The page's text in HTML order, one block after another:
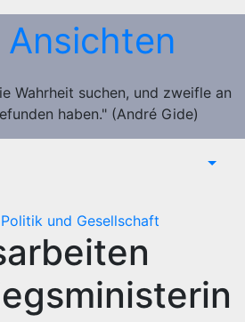
Ansichten
Wahrheit suchen, und zweifle an
haben." (André Gide)
Politik und Gesellschaft